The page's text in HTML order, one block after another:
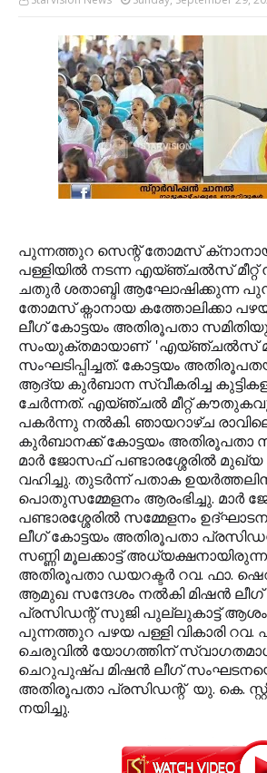
പുന്നത്തുറ സെന്റ് തോമസ്
പള്ളിയില്‍ നടന്ന എയ്ഞ്ചല്‍സ് മീറ്റ്
ചതുര്‍ ശതാബ്ദി ആഘോഷിക്കുന്ന
തോമസ് ക്നാനായ കത്തോലിക്കാ
ലീഗ് കോട്ടയം അതിരൂപതാ
സംയുക്തമായാണ് 'എയ്ഞ്ചല്‍സ്
സംഘടിപ്പിച്ചത്. കോട്ടയം
ആദ്യ കുര്‍ബാന സ്വീകരിച്ച
ചേര്‍ന്നത്. എയ്ഞ്ചല്‍ മീറ്റ്
പകര്‍ന്നു നല്‍കി. ഞായറാഴ്ച
കുര്‍ബാനക്ക് കോട്ടയം അതിരൂപതാ
മാര്‍ ജോസഫ് പണ്ടാരശ്ശേരില്‍ മുഖ്യ
വഹിച്ചു. തുടര്‍ന്ന് പതാക
പൊതുസമ്മേളനം ആരംഭിച്ചു. മാര്‍
പണ്ടാരശ്ശേരില്‍ സമ്മേളനം
ലീഗ് കോട്ടയം അതിരൂപതാ
സണ്ണി മൂലക്കാട്ട്
അതിരൂപതാ ഡയറക്ടര്‍ റവ. ഫാ.
ആമുഖ സന്ദേശം നല്‍കി മിഷന്‍ ലീഗ്
പ്രസിഡന്റ് സുജി പുല്ലുകാട്ട്
പുന്നത്തുറ പഴയ പള്ളി വികാരി റവ.
ചെരുവില്‍ യോഗത്തിന്
ചെറുപുഷ്പ മിഷന്‍ ലീഗ്
അതിരൂപതാ പ്രസിഡന്റ് യു. കെ.
നയിച്ചു.